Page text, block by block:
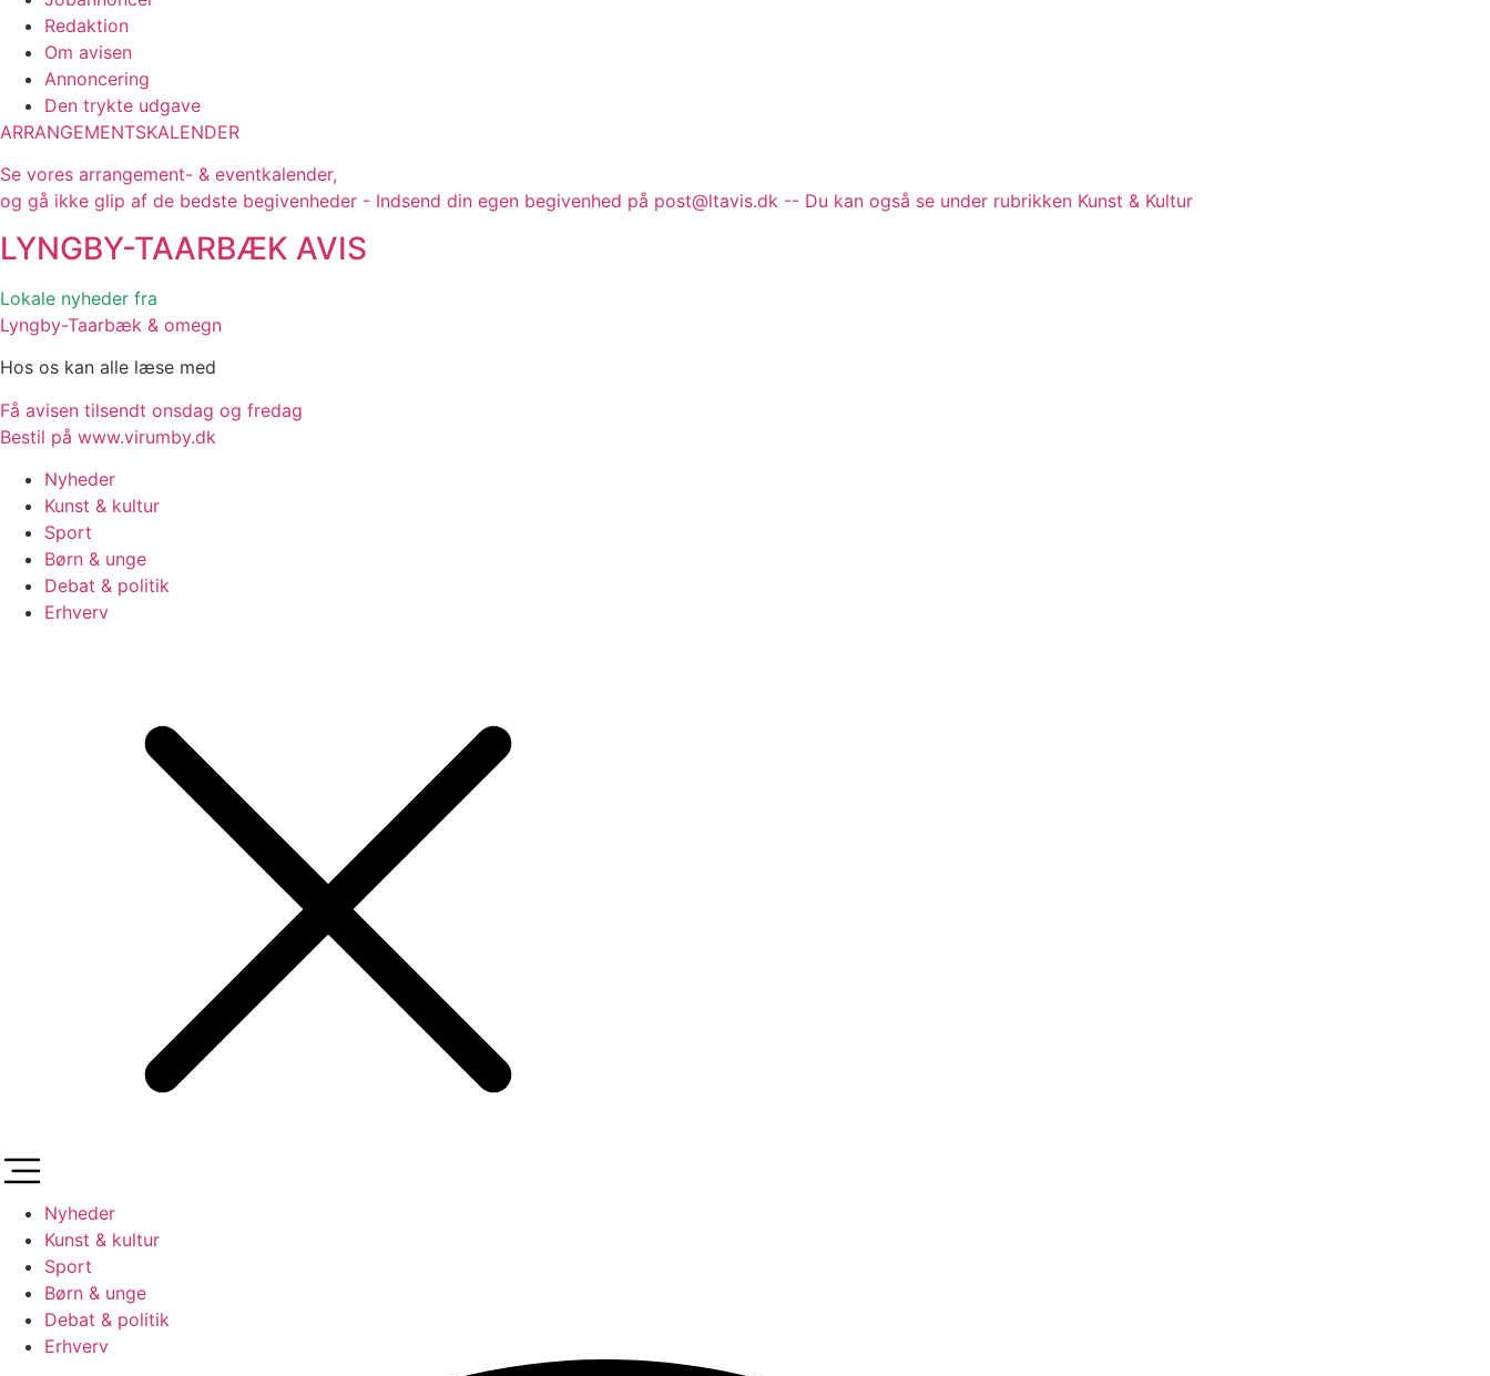
Redaktion
Om avisen
Annoncering
Den trykte udgave
ARRANGEMENTSKALENDER
Se vores arrangement- & eventkalender,
og gå ikke glip af de bedste begivenheder - Indsend din egen begivenhed på post@ltavis.dk -- Du kan også se under rubrikken Kunst & Kultur
LYNGBY-TAARBÆK AVIS
Lokale nyheder fra
Lyngby-Taarbæk & omegn
Hos os kan alle læse med
Få avisen tilsendt onsdag og fredag
Bestil på www.virumby.dk
Nyheder
Kunst & kultur
Sport
Børn & unge
Debat & politik
Erhverv
Nyheder
Kunst & kultur
Sport
Børn & unge
Debat & politik
Erhverv